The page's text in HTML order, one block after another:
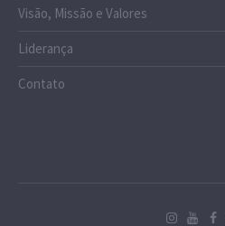
Visão, Missão e Valores
Liderança
Contato